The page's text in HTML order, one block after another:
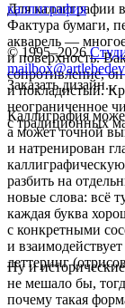
Для каллиграфии
Фактура бумаги,
акварель —
и поверхность.
сопротивление,
и покладистый.
неограниченное
с традиционных
Каллиграфия
а может точной
и натренирован
разбить на
новые слова: всё
каждая буква
с конкретными
и
леттеринг
Ну и
не мешало бы,
почему такая
каллиграфия
© 1995–2026
Заказать дизайн...